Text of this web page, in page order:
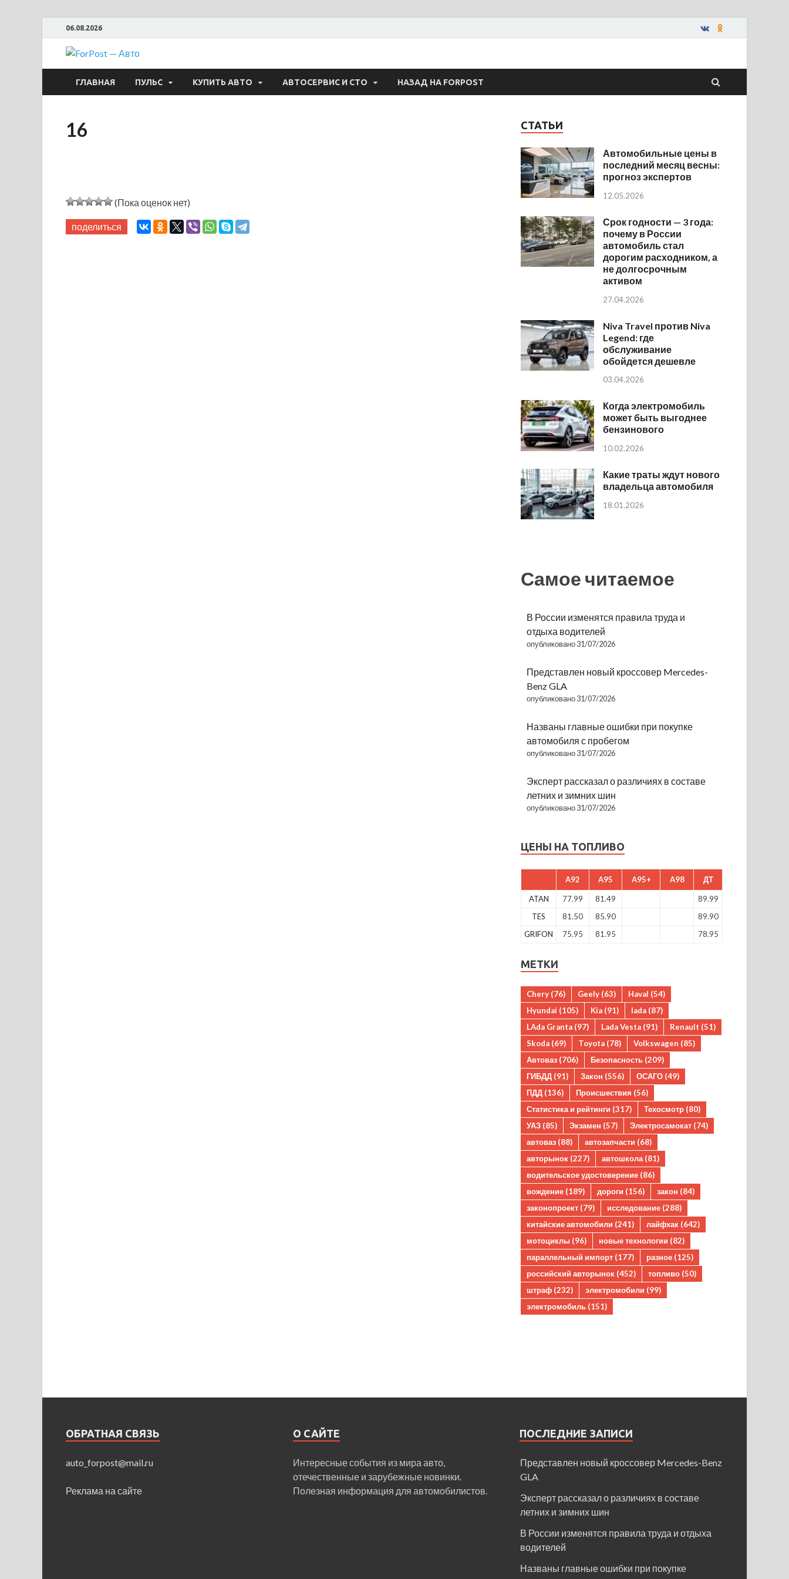
06.08.2026
ForPost — Авто
ГЛАВНАЯ ПУЛЬС КУПИТЬ АВТО АВТОСЕРВИС И СТО НАЗАД НА FORPOST
16
(Пока оценок нет)
поделиться
СТАТЬИ
Автомобильные цены в
последний месяц весны:
прогноз экспертов
12.05.2026
Срок годности — 3 года:
почему в России
автомобиль стал
дорогим расходником, а
не долгосрочным
активом
27.04.2026
Niva Travel против Niva
Legend: где
обслуживание
обойдется дешевле
03.04.2026
Когда электромобиль
может быть выгоднее
бензинового
10.02.2026
Какие траты ждут нового
владельца автомобиля
18.01.2026
Самое читаемое
В России изменятся правила труда и
отдыха водителей
опубликовано 31/07/2026
Представлен новый кроссовер Mercedes-
Benz GLA
опубликовано 31/07/2026
Названы главные ошибки при покупке
автомобиля с пробегом
опубликовано 31/07/2026
Эксперт рассказал о различиях в составе
летних и зимних шин
опубликовано 31/07/2026
ЦЕНЫ НА ТОПЛИВО
A92 A95 A95+ A98 ДТ
ATAN 77.99 81.49
89.99
TES
81.50 85.90
89.90
GRIFON
75.95 81.95 78.95
МЕТКИ
Chery (76) Geely (63) Haval (54)
Hyundai (105) Kia (91) lada (87)
LAda Granta (97) Lada Vesta (91) Renault (51)
Skoda (69) Toyota (78) Volkswagen (85)
Автоваз (706) Безопасность (209)
ГИБДД (91) Закон (556) ОСАГО (49)
ПДД (136) Происшествия (56)
Статистика и рейтинги (317) Техосмотр (80)
УАЗ (85) Экзамен (57) Электросамокат (74)
автоваз (88) автозапчасти (68)
авторынок (227) автошкола (81)
водительское удостоверение (86)
вождение (189) дороги (156) закон (84)
законопроект (79) исследование (288)
китайские автомобили (241) лайфхак (642)
мотоциклы (96) новые технологии (82)
параллельный импорт (177) разное (125)
российский авторынок (452) топливо (50)
штраф (232) электромобили (99)
электромобиль (151)
ОБРАТНАЯ СВЯЗЬ
auto_forpost@mail.ru
Реклама на сайте
О САЙТЕ
Интересные события из мира авто,
отечественные и зарубежные новинки.
Полезная информация для автомобилистов.
ПОСЛЕДНИЕ ЗАПИСИ
Представлен новый кроссовер Mercedes-Benz
GLA
Эксперт рассказал о различиях в составе
летних и зимних шин
В России изменятся правила труда и отдыха
водителей
Названы главные ошибки при покупке